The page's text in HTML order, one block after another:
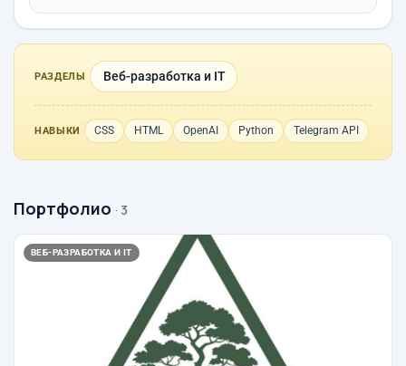
РАЗДЕЛЫ Веб-разработка и IT
НАВЫКИ CSS HTML OpenAI Python Telegram API
Портфолио · 3
ВЕБ-РАЗРАБОТКА И IT